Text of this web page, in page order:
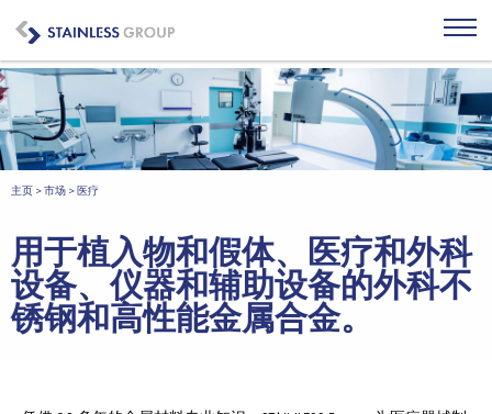
主页 >市场 > 医疗
用于植入物和假体、医疗和外科
设备、仪器和辅助设备的外科不
锈钢和高性能金属合金。